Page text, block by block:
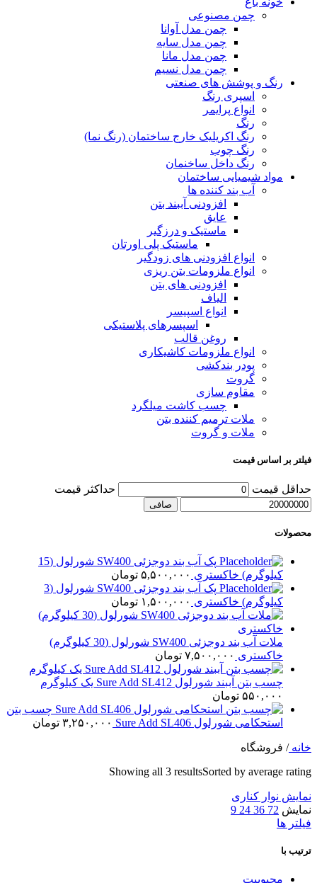
چمن مصنوعی
چمن مدل آوانا
چمن مدل سایه
چمن مدل مانا
چمن مدل نسیم
رنگ و پوشش های صنعتی
اسپری رنگ
انواع پرایمر
رنگ
رنگ اکریلیک خارج ساختمان (رنگ نما)
رنگ چوب
رنگ داخل ساخنمان
مواد شیمیایی ساختمان
آب بند کننده ها
افزودنی آببند بتن
عایق
ماستیک و درزگیر
ماستیک پلی اورتان
انواع افزودنی های زودگیر
انواع ملزومات بتن ریزی
افزودنی های بتن
الیاف
انواع اسپیسر
اسپسرهای پلاستیکی
روغن قالب
انواع ملزومات کاشیکاری
پودر بندکشی
گروت
مقاوم سازی
چسب کاشت میلگرد
ملات ترمیم کننده بتن
ملات و گروت
فیلتر بر اساس قیمت
حداقل قیمت حداكثر قيمت
صافی
محصولات
پک آب بند دوجزئی SW400 شورلول (15
کیلوگرم) خاکستری ۵,۵۰۰,۰۰۰ تومان
پک آب بند دوجزئی SW400 شورلول (3
کیلوگرم) خاکستری ۱,۵۰۰,۰۰۰ تومان
ملات آب بند دوجزئی SW400 شورلول (30 کیلوگرم)
خاکستری ۷,۵۰۰,۰۰۰ تومان
چسب بتن آببند شورلول Sure Add SL412 یک کیلوگرم
۵۵۰,۰۰۰ تومان
چسب بتن
استحکامی شورلول Sure Add SL406
۳,۲۵۰,۰۰۰ تومان
خانه/ فروشگاه
Showing all 3 resultsSorted by average rating
نمایش نوار کناری
نمایش 72
36
24
9
فیلتر ها
ترتیب با
محبوبیت